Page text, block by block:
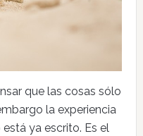
que las cosas sólo
la experiencia
ya escrito. Es el